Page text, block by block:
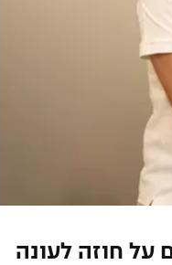
שחתם על חוזה לעונה